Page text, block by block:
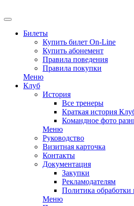
Билеты
Купить билет On-Line
Купить абонемент
Правила поведения
Правила покупки
Меню
Клуб
История
Все тренеры
Краткая история
Командное фото
Меню
Руководство
Визитная карточка
Контакты
Документация
Закупки
Рекламодателям
Политика
Меню